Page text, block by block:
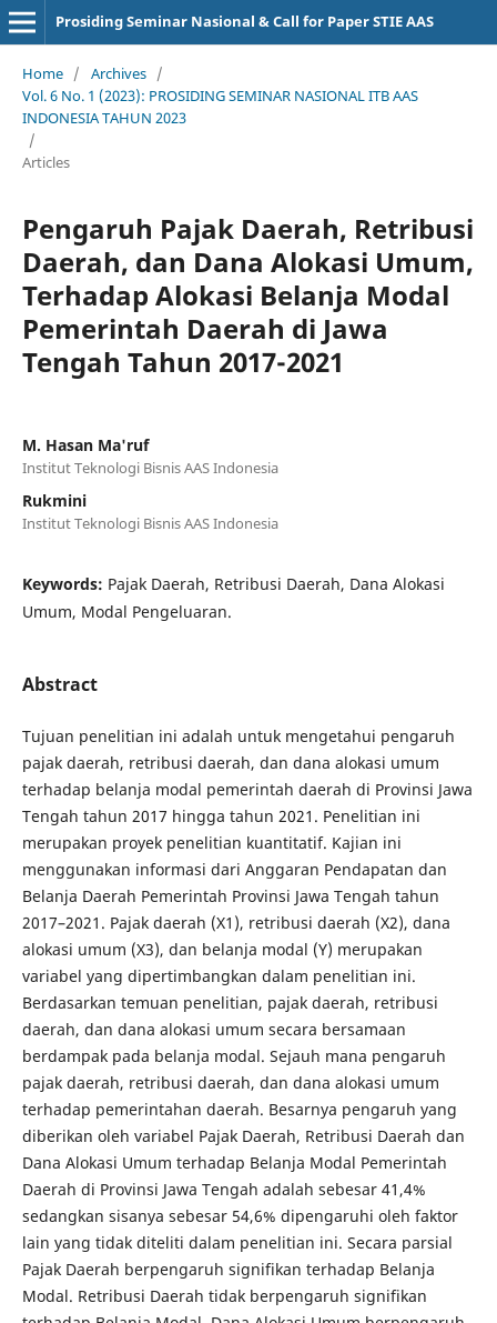
Prosiding Seminar Nasional & Call for Paper STIE AAS
Home / Archives /
Vol. 6 No. 1 (2023): PROSIDING SEMINAR NASIONAL ITB AAS
INDONESIA TAHUN 2023
/
Articles
Pengaruh Pajak Daerah, Retribusi
Daerah, dan Dana Alokasi Umum,
Terhadap Alokasi Belanja Modal
Pemerintah Daerah di Jawa
Tengah Tahun 2017-2021
M. Hasan Ma'ruf
Institut Teknologi Bisnis AAS Indonesia
Rukmini
Institut Teknologi Bisnis AAS Indonesia
Keywords: Pajak Daerah, Retribusi Daerah, Dana Alokasi
Umum, Modal Pengeluaran.
Abstract
Tujuan penelitian ini adalah untuk mengetahui pengaruh
pajak daerah, retribusi daerah, dan dana alokasi umum
terhadap belanja modal pemerintah daerah di Provinsi Jawa
Tengah tahun 2017 hingga tahun 2021. Penelitian ini
merupakan proyek penelitian kuantitatif. Kajian ini
menggunakan informasi dari Anggaran Pendapatan dan
Belanja Daerah Pemerintah Provinsi Jawa Tengah tahun
2017–2021. Pajak daerah (X1), retribusi daerah (X2), dana
alokasi umum (X3), dan belanja modal (Y) merupakan
variabel yang dipertimbangkan dalam penelitian ini.
Berdasarkan temuan penelitian, pajak daerah, retribusi
daerah, dan dana alokasi umum secara bersamaan
berdampak pada belanja modal. Sejauh mana pengaruh
pajak daerah, retribusi daerah, dan dana alokasi umum
terhadap pemerintahan daerah. Besarnya pengaruh yang
diberikan oleh variabel Pajak Daerah, Retribusi Daerah dan
Dana Alokasi Umum terhadap Belanja Modal Pemerintah
Daerah di Provinsi Jawa Tengah adalah sebesar 41,4%
sedangkan sisanya sebesar 54,6% dipengaruhi oleh faktor
lain yang tidak diteliti dalam penelitian ini. Secara parsial
Pajak Daerah berpengaruh signifikan terhadap Belanja
Modal. Retribusi Daerah tidak berpengaruh signifikan